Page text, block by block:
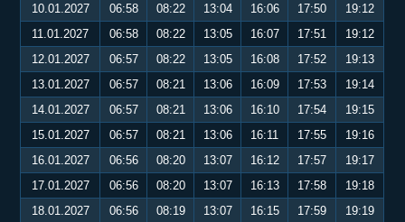
10.01.2027
06:58 08:22 13:04 16:06 17:50
19:12
11.01.2027
06:58 08:22 13:05 16:07 17:51
19:12
12.01.2027
06:57 08:22 13:05 16:08 17:52
19:13
13.01.2027
06:57 08:21 13:06 16:09 17:53
19:14
14.01.2027
06:57 08:21 13:06 16:10 17:54
19:15
15.01.2027
06:57 08:21 13:06 16:11 17:55
19:16
16.01.2027
06:56 08:20 13:07 16:12 17:57
19:17
17.01.2027
06:56 08:20 13:07 16:13 17:58
19:18
18.01.2027
06:56 08:19 13:07 16:15 17:59
19:19